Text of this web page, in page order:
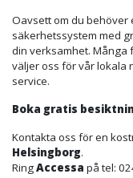
Oavsett om du
säkerhetssystem med
din verksamhet. Många
väljer oss för vår lokala
service.
Boka gratis
Kontakta oss för en
Helsingborg.
RingAccessa på tel: